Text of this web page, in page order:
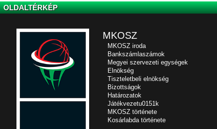
OLDALTÉRKÉP
MKOSZ
MKOSZ iroda
Bankszámlaszámok
Megyei szervezeti egységek
Elnökség
Tiszteletbeli elnökség
Bizottságok
Határozatok
Játékvezetu0151k
MKOSZ története
Kosárlabda története